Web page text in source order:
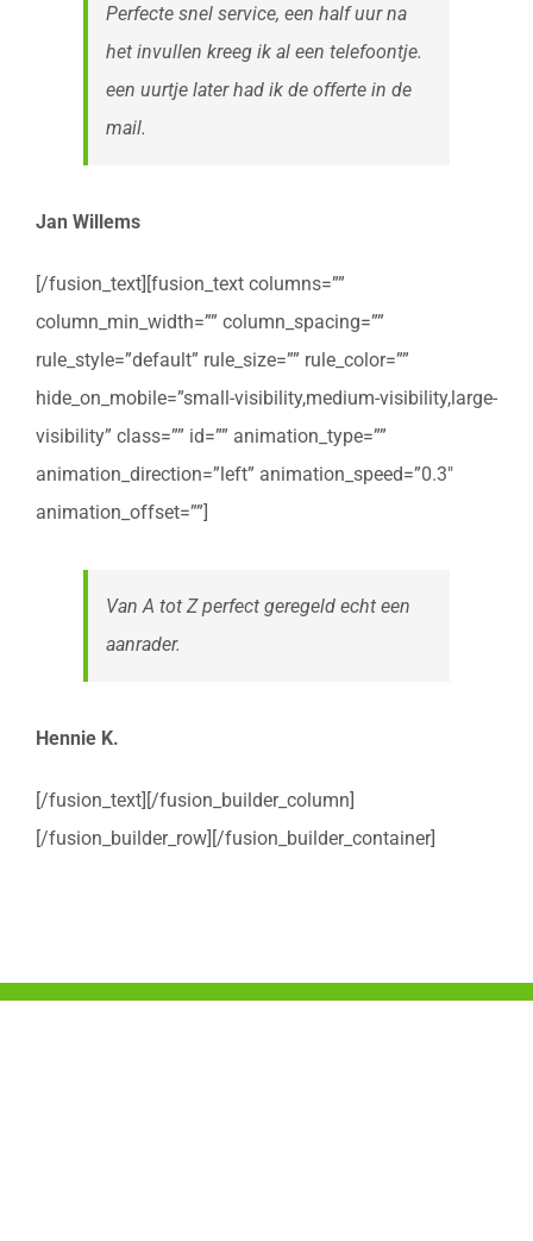
Perfecte snel service, een half uur na
het invullen kreeg ik al een telefoontje.
een uurtje later had ik de offerte in de
mail.
Jan Willems
[/fusion_text][fusion_text columns=””
column_min_width=”” column_spacing=””
rule_style=”default” rule_size=”” rule_color=””
hide_on_mobile=”small-visibility,medium-visibility,large-
visibility” class=”” id=”” animation_type=””
animation_direction=”left” animation_speed=”0.3″
animation_offset=””]
Van A tot Z perfect geregeld echt een
aanrader.
Hennie K.
[/fusion_text][/fusion_builder_column]
[/fusion_builder_row][/fusion_builder_container]